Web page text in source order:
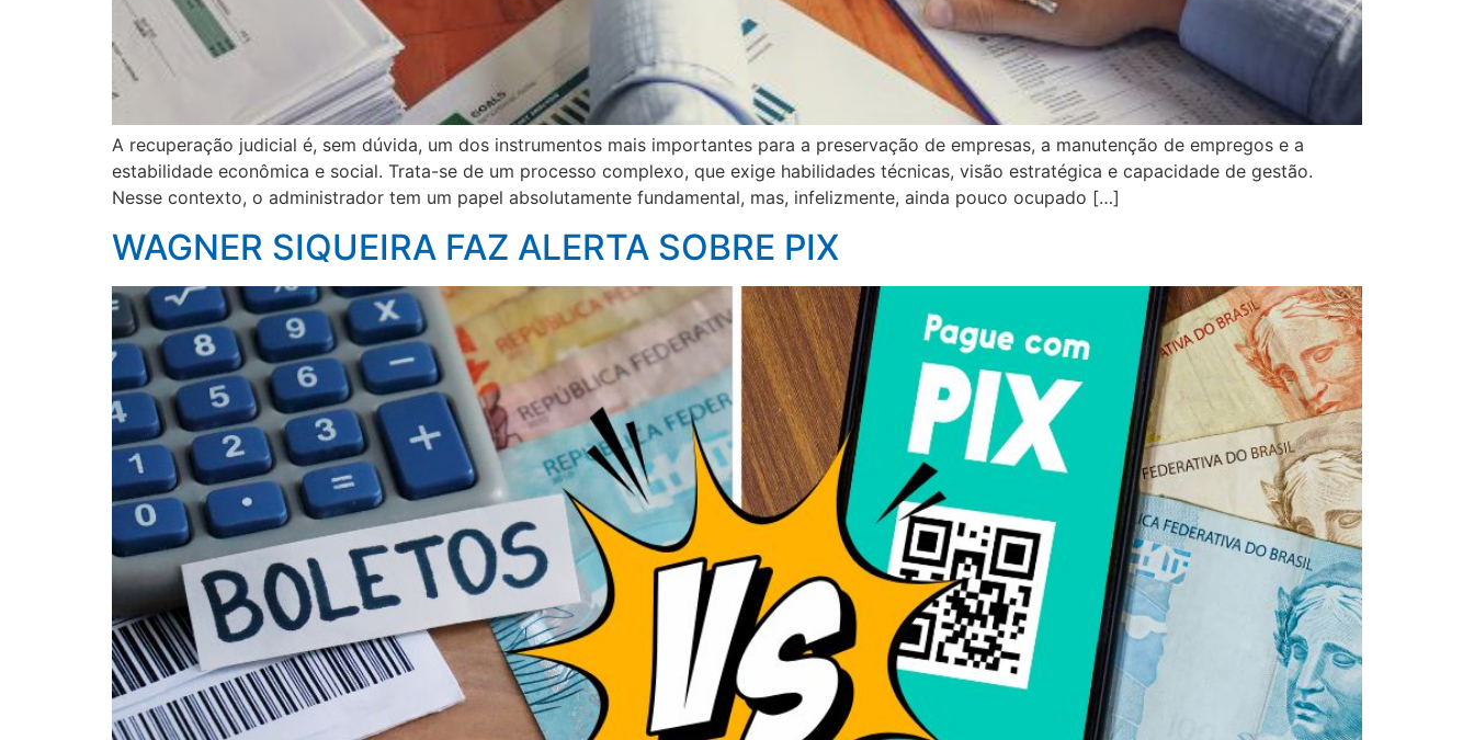
A recuperação judicial é, sem dúvida, um dos instrumentos mais importantes para a preservação de empresas, a manutenção de empregos e a
estabilidade econômica e social. Trata-se de um processo complexo, que exige habilidades técnicas, visão estratégica e capacidade de gestão.
Nesse contexto, o administrador tem um papel absolutamente fundamental, mas, infelizmente, ainda pouco ocupado […]
WAGNER SIQUEIRA FAZ ALERTA SOBRE PIX